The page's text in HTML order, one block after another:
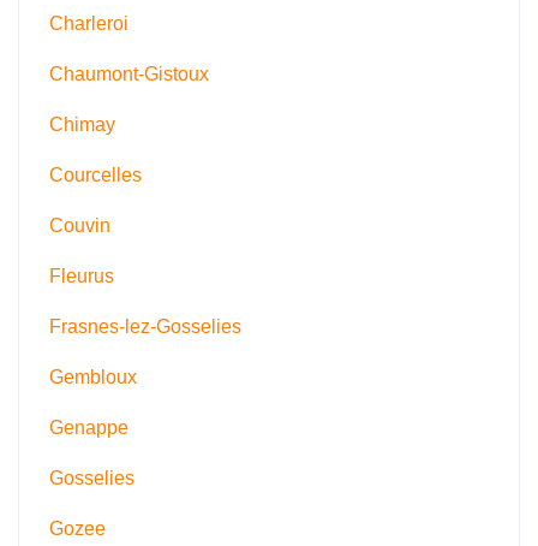
Charleroi
Chaumont-Gistoux
Chimay
Courcelles
Couvin
Fleurus
Frasnes-lez-Gosselies
Gembloux
Genappe
Gosselies
Gozee